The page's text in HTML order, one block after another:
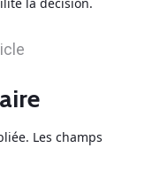
Les champs